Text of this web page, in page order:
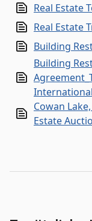
Real Estate
Real Estate
Building
Building
Cowan
Estate